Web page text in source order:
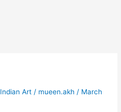
Indian Art / mueen.akh/ March